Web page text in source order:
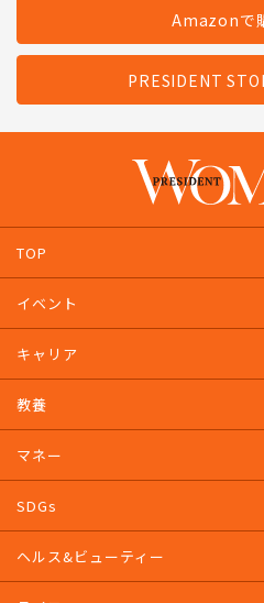
Amazonで
PRESIDENT
TOP
イベント
キャリア
教養
マネー
SDGs
ヘルス&ビューティー